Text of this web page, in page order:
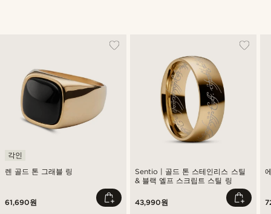
렌 골드 톤 그래블 링
각인
61,690원
Sentio | 골드 톤 스테인리스 스틸
& 블랙 엘프 스크립트 스틸 링
43,990원